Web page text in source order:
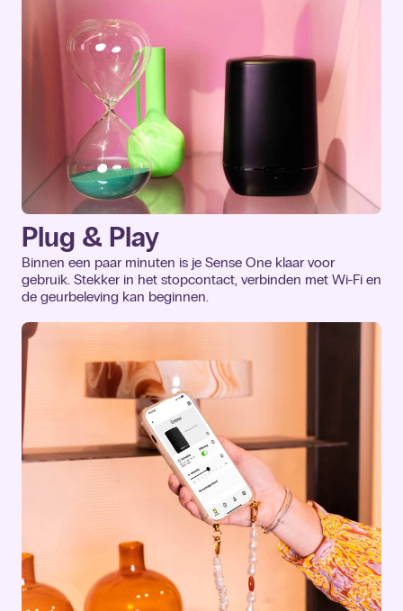
Plug & Play
Binnen een paar minuten is je Sense One klaar voor
gebruik. Stekker in het stopcontact, verbinden met Wi-Fi en
de geurbeleving kan beginnen.